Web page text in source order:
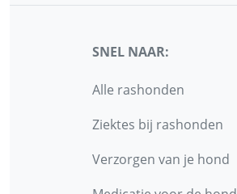
SNEL NAAR:
Alle rashonden
Ziektes bij rashonden
Verzorgen van je hond